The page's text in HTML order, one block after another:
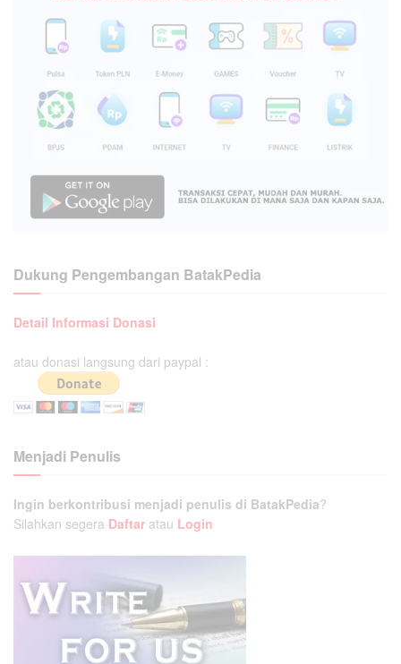
Dukung Pengembangan BatakPedia
Detail Informasi Donasi
atau donasi langsung dari paypal :
Menjadi Penulis
Ingin berkontribusi menjadi penulis di BatakPedia?
Silahkan segera Daftar atau Login